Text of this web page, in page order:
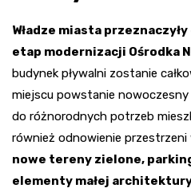
Władze miasta
etap modernizacji Ośrodka
budynek pływalni zostanie
miejscu powstanie
do różnorodnych potrzeb
również odnowienie przestrzeni
nowe tereny zielone,
elementy małej